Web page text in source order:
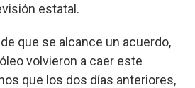
estatal.
que se alcance un acuerdo,
volvieron a caer este
que los dos días anteriores,